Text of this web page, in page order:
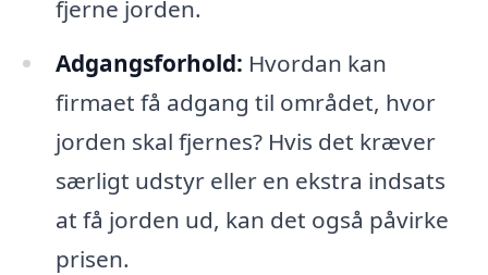
fjerne jorden.
Adgangsforhold: Hvordan kan
firmaet få adgang til området, hvor
jorden skal fjernes? Hvis det kræver
særligt udstyr eller en ekstra indsats
at få jorden ud, kan det også påvirke
prisen.